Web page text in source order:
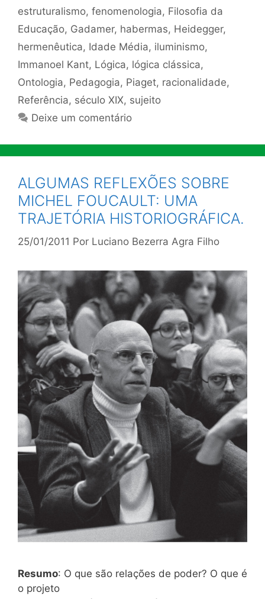
estruturalismo, fenomenologia, Filosofia da
Educação, Gadamer, habermas, Heidegger,
hermenêutica, Idade Média, iluminismo,
Immanoel Kant, Lógica, lógica clássica,
Ontologia, Pedagogia, Piaget, racionalidade,
Referência, século XIX, sujeito
Deixe um comentário
ALGUMAS REFLEXÕES SOBRE
MICHEL FOUCAULT: UMA
TRAJETÓRIA HISTORIOGRÁFICA.
25/01/2011 Por Luciano Bezerra Agra Filho
Resumo: O que são relações de poder? O que é
o projeto